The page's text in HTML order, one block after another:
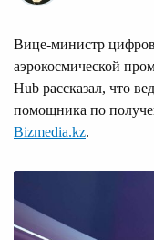
Вице-министр
аэрокосмической
Hub рассказал, что
помощника по
Bizmedia.kz.